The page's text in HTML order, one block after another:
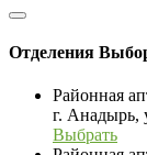
Отделения
Районная
г. Анадырь,
Выбрать